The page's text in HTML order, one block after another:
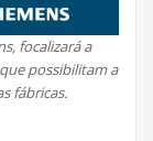
focalizará a
possibilitam a
fábricas.